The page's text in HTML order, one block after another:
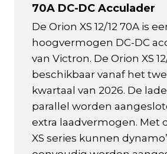
70A DC-DC Acculader
De Orion XS 12/12 70A is
hoogvermogen DC-DC
van Victron. De Orion XS
beschikbaar vanaf het
kwartaal van 2026. De
parallel worden
extra laadvermogen. Met
XS series kunnen